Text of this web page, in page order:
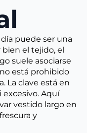
puede ser una
bien el tejido, el
suele asociarse
está prohibido
La clave está en
Aquí
vestido largo en
y